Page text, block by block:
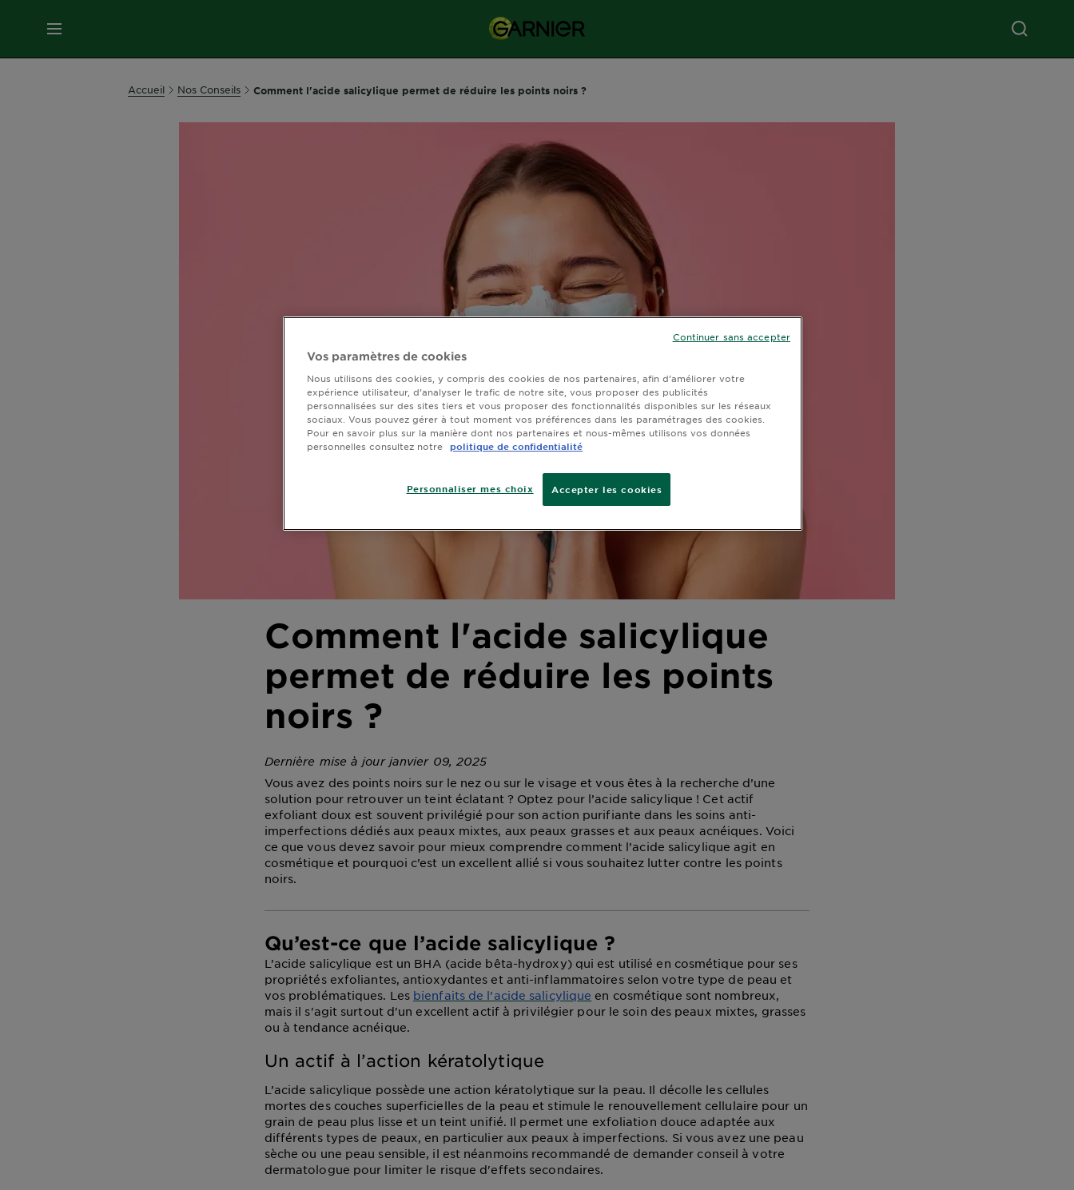
MENU
Accueil Nos Conseils Comment l'acide salicylique permet de réduire les points noirs ?
Comment l'acide salicylique
permet de réduire les points
noirs ?
Dernière mise à jour janvier 09, 2025
Vous avez des points noirs sur le nez ou sur le visage et vous êtes à la recherche d’une
solution pour retrouver un teint éclatant ? Optez pour l’acide salicylique ! Cet actif
exfoliant doux est souvent privilégié pour son action purifiante dans les soins anti-
imperfections dédiés aux peaux mixtes, aux peaux grasses et aux peaux acnéiques. Voici
ce que vous devez savoir pour mieux comprendre comment l’acide salicylique agit en
cosmétique et pourquoi c’est un excellent allié si vous souhaitez lutter contre les points
noirs.
Qu’est-ce que l’acide salicylique ?
L’acide salicylique est un BHA (acide bêta-hydroxy) qui est utilisé en cosmétique pour ses
propriétés exfoliantes, antioxydantes et anti-inflammatoires selon votre type de peau et
vos problématiques. Les bienfaits de l’acide salicylique en cosmétique sont nombreux,
mais il s'agit surtout d'un excellent actif à privilégier pour le soin des peaux mixtes, grasses
ou à tendance acnéique.
Un actif à l’action kératolytique
L’acide salicylique possède une action kératolytique sur la peau. Il décolle les cellules
mortes des couches superficielles de la peau et stimule le renouvellement cellulaire pour un
grain de peau plus lisse et un teint unifié. Il permet une exfoliation douce adaptée aux
différents types de peaux, en particulier aux peaux à imperfections. Si vous avez une peau
sèche ou une peau sensible, il est néanmoins recommandé de demander conseil à votre
dermatologue pour limiter le risque d'effets secondaires.
Vos paramètres de cookies
Nous utilisons des cookies, y compris des cookies de nos partenaires, afin d’améliorer votre
expérience utilisateur, d’analyser le trafic de notre site, vous proposer des publicités
personnalisées sur des sites tiers et vous proposer des fonctionnalités disponibles sur les réseaux
sociaux. Vous pouvez gérer à tout moment vos préférences dans les paramétrages des cookies.
Pour en savoir plus sur la manière dont nos partenaires et nous-mêmes utilisons vos données
personnelles consultez notre
politique de confidentialité
Accepter les cookies
Personnaliser mes choix
Continuer sans accepter